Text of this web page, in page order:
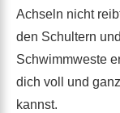
Achseln nicht
den Schultern
Schwimmweste
dich voll und
kannst.